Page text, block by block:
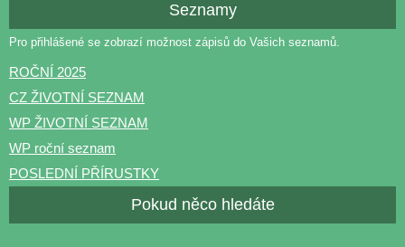
Seznamy
Pro přihlášené se zobrazí možnost zápisů do Vašich seznamů.
ROČNÍ 2025
CZ ŽIVOTNÍ SEZNAM
WP ŽIVOTNÍ SEZNAM
WP roční seznam
POSLEDNÍ PŘÍRUSTKY
Pokud něco hledáte